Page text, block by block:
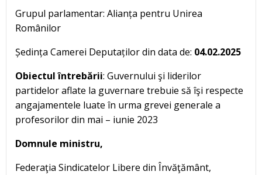
Grupul parlamentar: Alianța pentru Unirea
Românilor
Ședința Camerei Deputaților din data de: 04.02.2025
Obiectul întrebării: Guvernului şi liderilor
partidelor aflate la guvernare trebuie să îşi respecte
angajamentele luate în urma grevei generale a
profesorilor din mai – iunie 2023
Domnule ministru,
Federaţia Sindicatelor Libere din Învăţământ,